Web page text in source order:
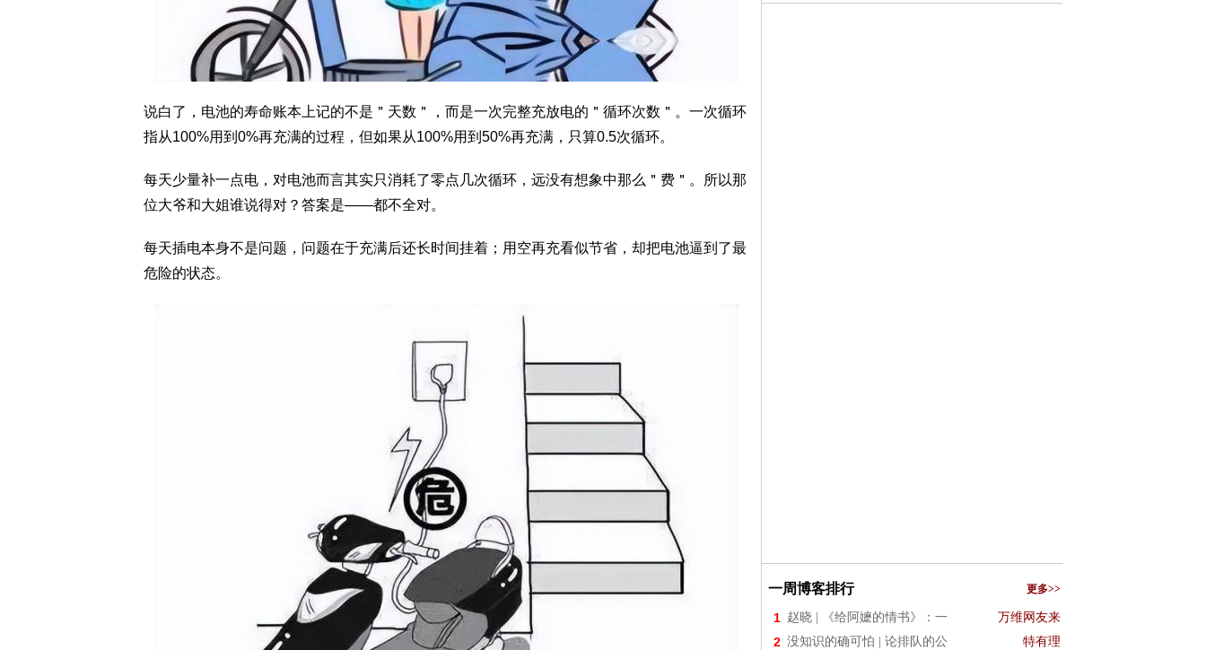
说白了，电池的寿命账本上记的不是＂天数＂，而是一次完整充放电的＂循环次数＂。一次循环
指从100%用到0%再充满的过程，但如果从100%用到50%再充满，只算0.5次循环。
每天少量补一点电，对电池而言其实只消耗了零点几次循环，远没有想象中那么＂费＂。所以那
位大爷和大姐谁说得对？答案是——都不全对。
每天插电本身不是问题，问题在于充满后还长时间挂着；用空再充看似节省，却把电池逼到了最
危险的状态。
一周博客排行 更多>>
1 赵晓 | 《给阿嬷的情书》：一 万维网友来
2 没知识的确可怕 | 论排队的公 特有理